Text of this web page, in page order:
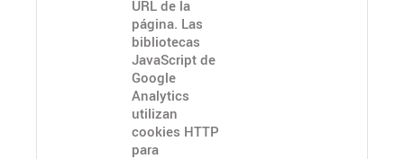
URL de la
página. Las
bibliotecas
JavaScript de
Google
Analytics
utilizan
cookies HTTP
para